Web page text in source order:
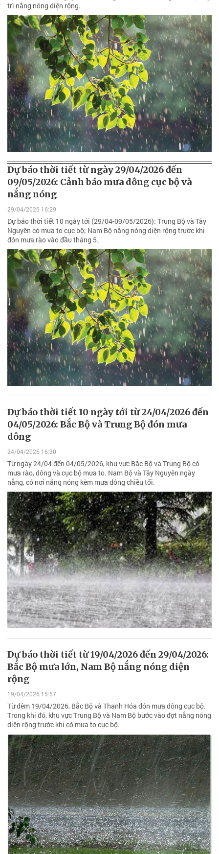
trì nắng nóng diện rộng.
Dự báo thời tiết từ ngày 29/04/2026 đến
09/05/2026: Cảnh báo mưa dông cục bộ và
nắng nóng
29/04/2026 16:29
Dự báo thời tiết 10 ngày tới (29/04-09/05/2026): Trung Bộ và Tây
Nguyên có mưa to cục bộ; Nam Bộ nắng nóng diện rộng trước khi
đón mưa rào vào đầu tháng 5.
Dự báo thời tiết 10 ngày tới từ 24/04/2026 đến
04/05/2026: Bắc Bộ và Trung Bộ đón mưa
dông
24/04/2026 16:30
Từ ngày 24/04 đến 04/05/2026, khu vực Bắc Bộ và Trung Bộ có
mưa rào, dông và cục bộ mưa to. Nam Bộ và Tây Nguyên ngày
nắng, có nơi nắng nóng kèm mưa dông chiều tối.
Dự báo thời tiết từ 19/04/2026 đến 29/04/2026:
Bắc Bộ mưa lớn, Nam Bộ nắng nóng diện
rộng
19/04/2026 15:57
Từ đêm 19/04/2026, Bắc Bộ và Thanh Hóa đón mưa dông cục bộ.
Trong khi đó, khu vực Trung Bộ và Nam Bộ bước vào đợt nắng nóng
diện rộng trước khi có mưa to cục bộ.